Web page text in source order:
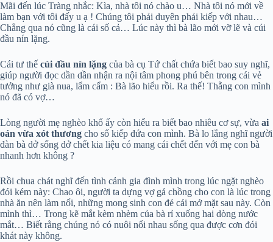
Mãi đến lúc Tràng nhắc: Kìa, nhà tôi nó chào u… Nhà tôi nó mới về
làm bạn với tôi đấy u ạ ! Chúng tôi phải duyên phải kiếp với nhau…
Chẳng qua nó cũng là cái số cả… Lúc này thì bà lão mới vỡ lẽ và cúi
đầu nín lặng.
Cái tư thế cúi đầu nín lặng của bà cụ Tứ chất chứa biết bao suy nghĩ,
giúp người đọc dần dần nhận ra nội tâm phong phú bên trong cái vẻ
tưởng như già nua, lẩm cẩm : Bà lão hiểu rồi. Ra thế! Thằng con mình
nó đã có vợ…
Lòng người mẹ nghèo khổ ấy còn hiểu ra biết bao nhiêu cơ sự, vừa ai
oán vừa xót thương cho số kiếp đứa con mình. Bà lo lắng nghĩ người
đàn bà dở sống dở chết kia liệu có mang cái chết đến với mẹ con bà
nhanh hơn không ?
Rồi chua chát nghĩ đến tình cảnh gia đình mình trong lúc ngặt nghèo
đói kém này: Chao ôi, người ta dựng vợ gả chồng cho con là lúc trong
nhà ăn nên làm nổi, những mong sinh con đẻ cái mở mặt sau này. Còn
mình thì… Trong kẽ mắt kèm nhèm của bà rỉ xuống hai dòng nước
mắt… Biết rằng chúng nó có nuôi nổi nhau sống qua được cơn đói
khát này không.